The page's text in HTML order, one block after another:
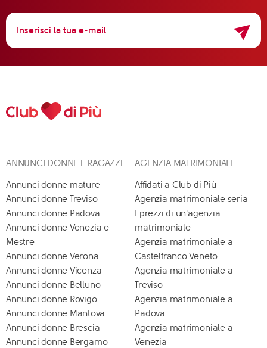
ANNUNCI DONNE E RAGAZZE
Annunci donne mature
Annunci donne Treviso
Annunci donne Padova
Annunci donne Venezia e
Mestre
Annunci donne Verona
Annunci donne Vicenza
Annunci donne Belluno
Annunci donne Rovigo
Annunci donne Mantova
Annunci donne Brescia
Annunci donne Bergamo
AGENZIA MATRIMONIALE
Affidati a Club di Più
Agenzia matrimoniale seria
I prezzi di un'agenzia
matrimoniale
Agenzia matrimoniale a
Castelfranco Veneto
Agenzia matrimoniale a
Treviso
Agenzia matrimoniale a
Padova
Agenzia matrimoniale a
Venezia